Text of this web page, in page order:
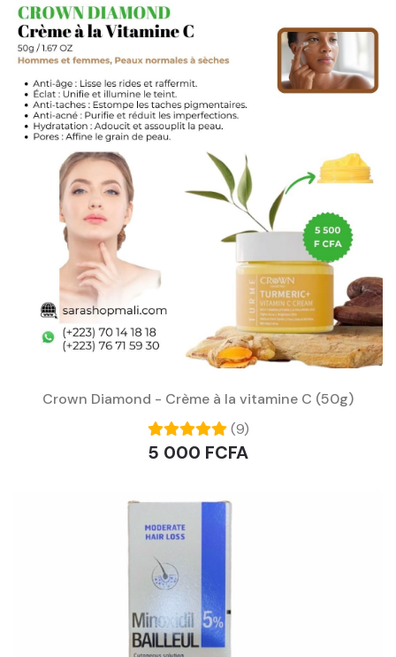
Crown Diamond - Crème à la vitamine C (50g)
(9)
5 000 FCFA